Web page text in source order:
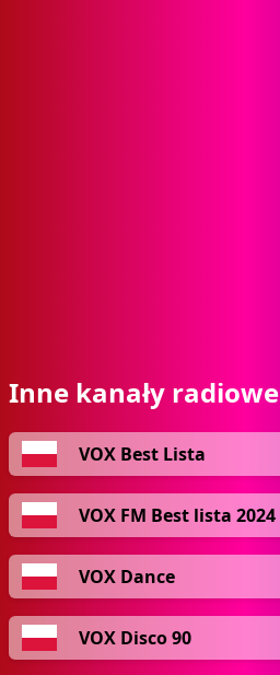
Inne kanały radiowe
VOX Best Lista
VOX FM Best lista 2024
VOX Dance
VOX Disco 90